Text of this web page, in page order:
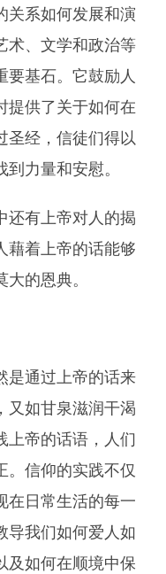
关系如何发展和演
术、文学和政治等
要基石。它鼓励人
提供了关于如何在
圣经，信徒们得以
力量和安慰。
还有上帝对人的揭
藉着上帝的话能够
的恩典。
是通过上帝的话来
又如甘泉滋润干渴
上帝的话语，人们
。信仰的实践不仅
在日常生活的每一
导我们如何爱人如
及如何在顺境中保